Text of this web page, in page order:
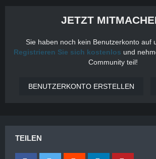
JETZT
Sie haben noch kein Benutzerkonto auf
Registrieren Sie sich kostenlos und
Community teil!
BENUTZERKONTO ERSTELLEN
TEILEN